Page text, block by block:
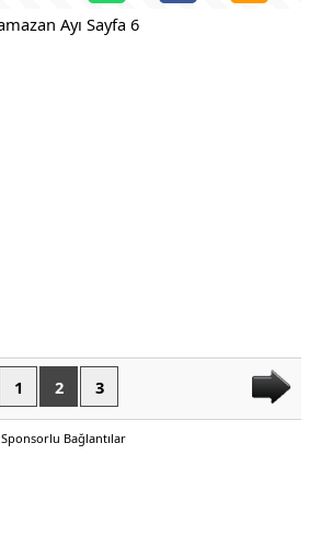
1 2 3
Sponsorlu Bağlantılar